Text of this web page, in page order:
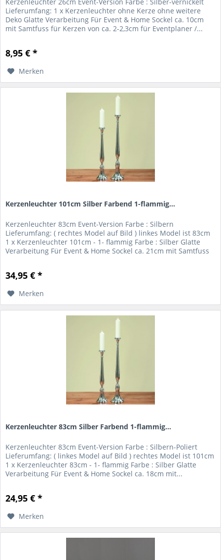
Lieferumfang: 1 x Kerzenleuchter ohne Kerze ohne weitere
Deko Glatte Verarbeitung Für Event & Home Sockel ca. 10cm
mit Samtfuss für Kerzen von ca. 2-2,3cm für Eventplaner /...
8,95 € *
Merken
Kerzenleuchter 101cm Silber Farbend 1-flammig...
Kerzenleuchter 83cm Event-Version Farbe : Silbern
Lieferumfang: ( rechtes Model auf Bild ) linkes Model ist 83cm
1 x Kerzenleuchter 101cm - 1- flammig Farbe : Silber Glatte
Verarbeitung Für Event & Home Sockel ca. 21cm mit Samtfuss
34,95 € *
Merken
Kerzenleuchter 83cm Silber Farbend 1-flammig...
Kerzenleuchter 83cm Event-Version Farbe : Silbern-Poliert
Lieferumfang: ( linkes Model auf Bild ) rechtes Model ist 101cm
1 x Kerzenleuchter 83cm - 1- flammig Farbe : Silber Glatte
Verarbeitung Für Event & Home Sockel ca. 18cm mit...
24,95 € *
Merken